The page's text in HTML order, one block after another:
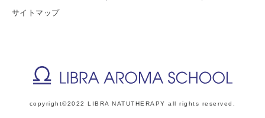
サイトマップ
copyright©2022 LIBRA NATUTHERAPY all rights reserved.